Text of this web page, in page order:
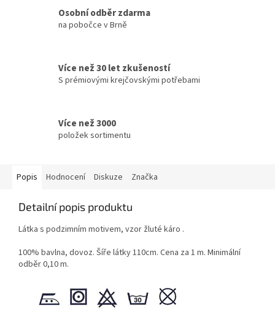
Osobní odběr zdarma
na pobočce v Brně
Více než 30 let zkušeností
S prémiovými krejčovskými potřebami
Více než 3000
položek sortimentu
Popis Hodnocení Diskuze Značka
Detailní popis produktu
Látka s podzimním motivem, vzor žluté káro .
100% bavlna, dovoz. Šíře látky 110cm. Cena za 1 m. Minimální
odběr 0,10 m.